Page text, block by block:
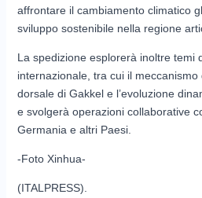
affrontare il cambiamento climatico
sviluppo sostenibile nella regione
La spedizione esplorerà inoltre temi
internazionale, tra cui il
dorsale di Gakkel e l’evoluzione
e svolgerà operazioni collaborative
Germania e altri Paesi.
-Foto Xinhua-
(ITALPRESS).